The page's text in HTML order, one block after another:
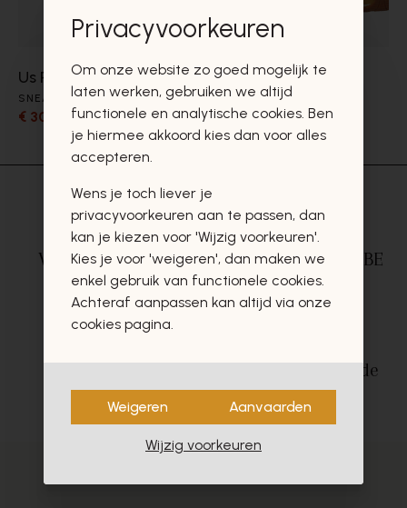
Us Polo Assn
SNEAKERS
€ 30,00 € 75,00
Us Polo Assn
BOTTINNEN
€ 115,00
Veilig betalenvia
Mollie
Gratis levering in BE
vanaf €75,-*
Uitstekende
klantendienst
Gratis ophaalin de
winkels
Privacyvoorkeuren
Om onze website zo goed mogelijk te
laten werken, gebruiken we altijd
functionele en analytische cookies. Ben
je hiermee akkoord kies dan voor alles
accepteren.
Wens je toch liever je
privacyvoorkeuren aan te passen, dan
kan je kiezen voor 'Wijzig voorkeuren'.
Kies je voor 'weigeren', dan maken we
enkel gebruik van functionele cookies.
Achteraf aanpassen kan altijd via onze
cookies pagina.
Weigeren Aanvaarden
Wijzig voorkeuren